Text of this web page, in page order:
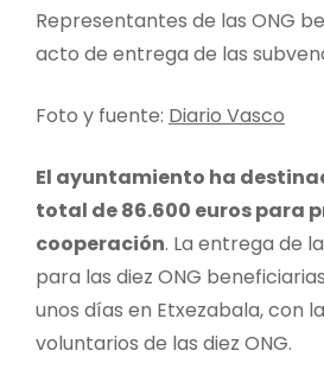
Representantes de las ONG
acto de entrega de las
Foto y fuente: Diario Vasco
El ayuntamiento ha
total de 86.600 euros para
cooperación. La entrega de
para las diez ONG
unos días en Etxezabala, con
voluntarios de las diez ONG.